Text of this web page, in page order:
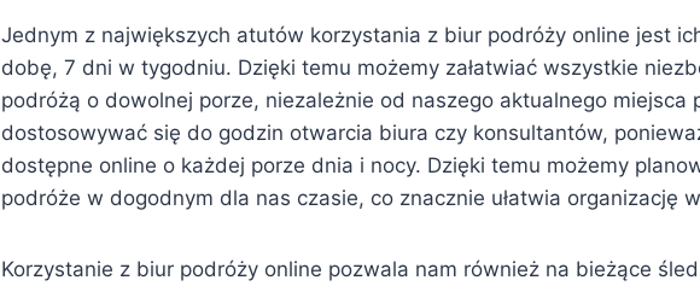
Jednym z największych atutów korzystania z biur podróży online jest
dobę, 7 dni w tygodniu. Dzięki temu możemy załatwiać wszystkie
podróżą o dowolnej porze, niezależnie od naszego aktualnego miejsca
dostosowywać się do godzin otwarcia biura czy konsultantów,
dostępne online o każdej porze dnia i nocy. Dzięki temu możemy
podróże w dogodnym dla nas czasie, co znacznie ułatwia organizację
Korzystanie z biur podróży online pozwala nam również na bieżące